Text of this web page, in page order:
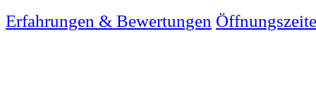
Erfahrungen & Bewertungen